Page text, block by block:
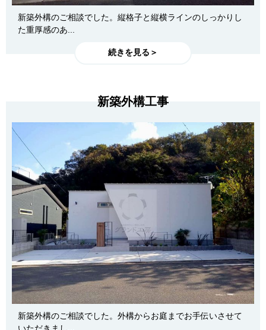
新築外構のご相談でした。縦格子と縦横ラインのしっかりし
た重厚感のあ...
続きを見る＞
新築外構工事
新築外構のご相談でした。外構からお庭までお手伝いさせて
いただきまし...